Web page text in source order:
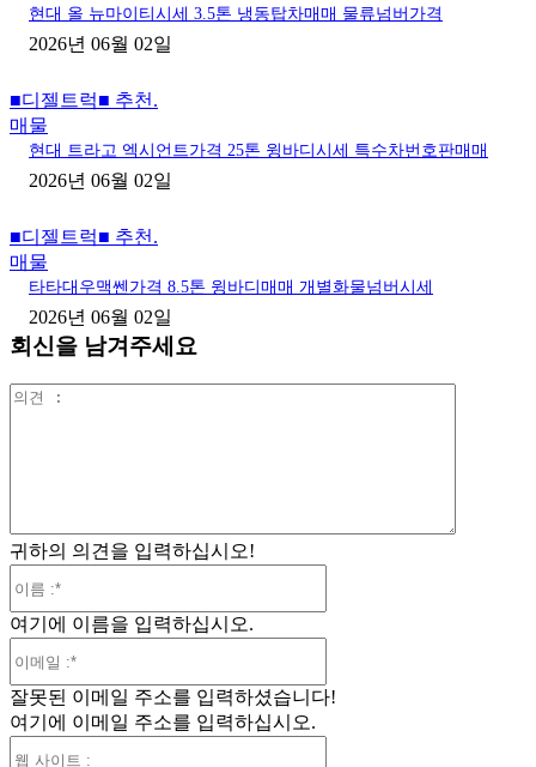
현대 올 뉴마이티시세 3.5톤 냉동탑차매매 물류넘버가격
2026년 06월 02일
■디젤트럭■ 추천.
매물
현대 트라고 엑시언트가격 25톤 윙바디시세 특수차번호판매매
2026년 06월 02일
■디젤트럭■ 추천.
매물
타타대우맥쎈가격 8.5톤 윙바디매매 개별화물넘버시세
2026년 06월 02일
회신을 남겨주세요
귀하의 의견을 입력하십시오!
여기에 이름을 입력하십시오.
일
잘못된 이메일 주소를 입력하셨습니다!
여기에 이메일 주소를 입력하십시오.